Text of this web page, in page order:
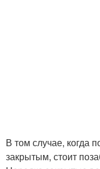
В том случае, когда
закрытым, стоит